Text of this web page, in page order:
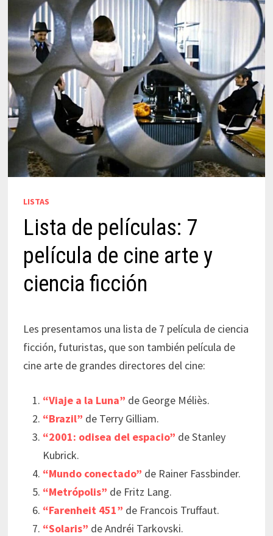
LISTAS
Lista de películas: 7
película de cine arte y
ciencia ficción
Les presentamos una lista de 7 película de ciencia
ficción, futuristas, que son también película de
cine arte de grandes directores del cine:
“Viaje a la Luna” de George Méliès.
“Brazil” de Terry Gilliam.
“2001: odisea del espacio” de Stanley
Kubrick.
“Mundo conectado” de Rainer Fassbinder.
“Metrópolis” de Fritz Lang.
“Farenheit 451” de Francois Truffaut.
“Solaris” de Andréi Tarkovski.